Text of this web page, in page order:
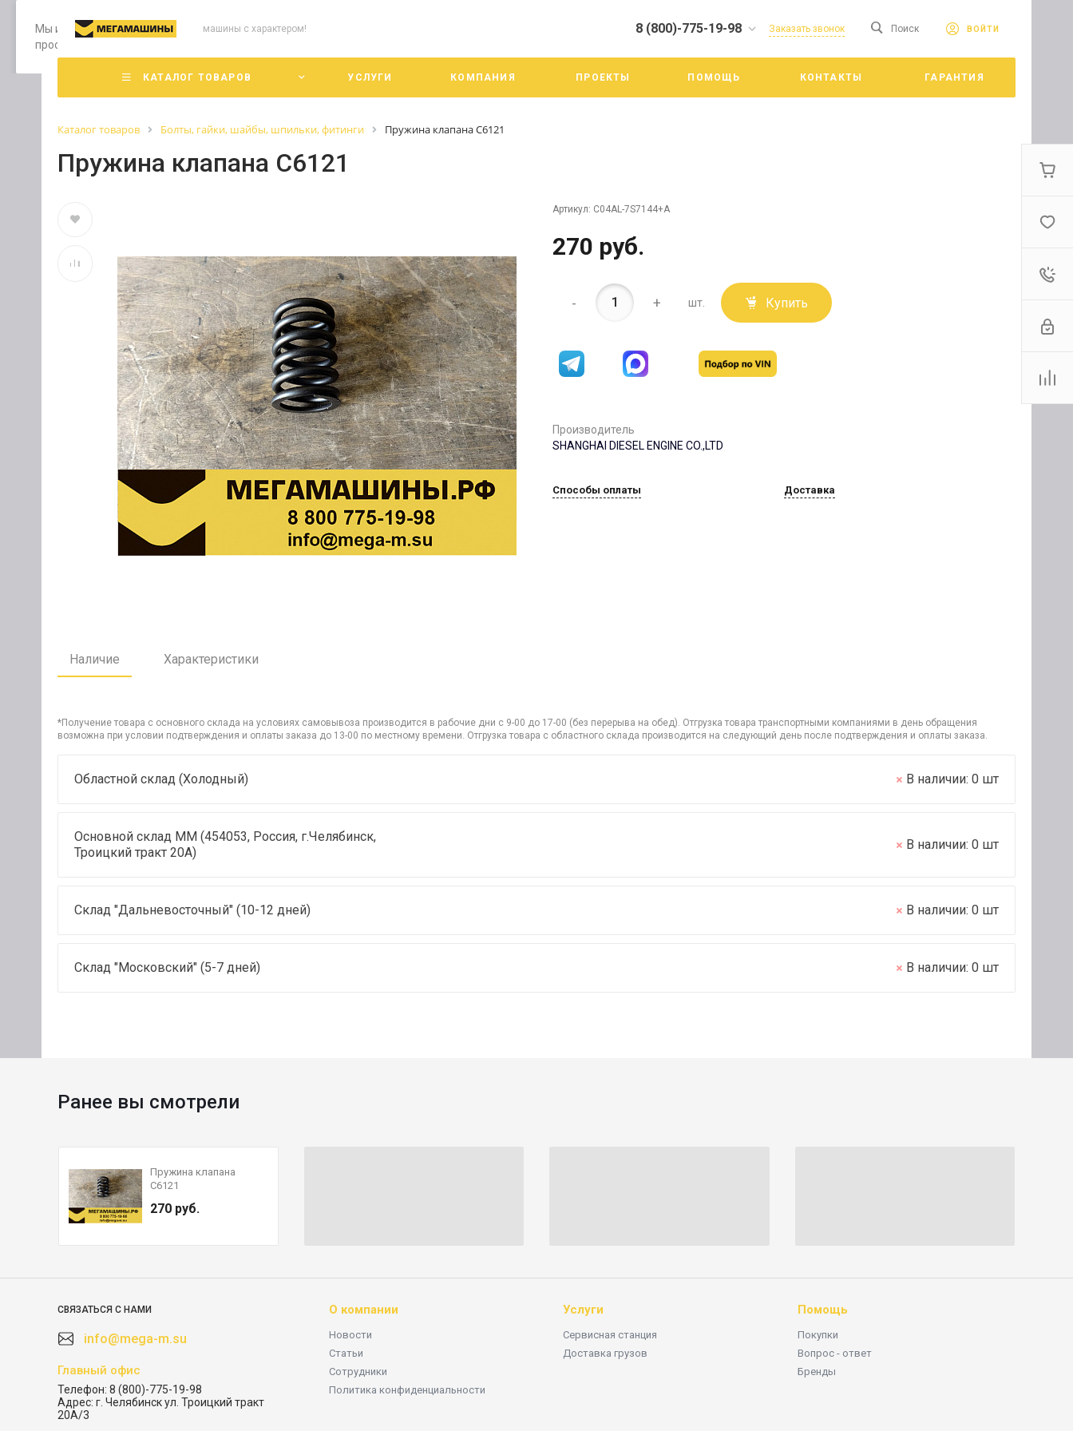
Мы используем файлы cookie, разработанные нашими специалистами и третьими лицами, для анализа событий на нашем веб-сайте. Продолжая
просмотр страниц нашего сайта, вы принимаете условия его использования. Более подробные сведения смотрите в Политике конфиденциальности
Принять
машины с характером! 8 (800)-775-19-98
г. Челябинск ул. Троицкий
тракт 20А/3
Заказать звонок Поиск ВОЙТИ
КАТАЛОГ ТОВАРОВ УСЛУГИ КОМПАНИЯ ПРОЕКТЫ ПОМОЩЬ КОНТАКТЫ ГАРАНТИЯ
Каталог товаров Болты, гайки, шайбы, шпильки, фитинги Пружина клапана C6121
Пружина клапана C6121
Артикул: C04AL-7S7144+A
270 руб.
- + шт. Купить
Производитель
SHANGHAI DIESEL ENGINE CO.,LTD
Способы оплаты Доставка
Наличие Характеристики
*Получение товара с основного склада на условиях самовывоза производится в рабочие дни с 9-00 до 17-00 (без перерыва на обед). Отгрузка товара транспортными компаниями в день обращения
возможна при условии подтверждения и оплаты заказа до 13-00 по местному времени. Отгрузка товара с областного склада производится на следующий день после подтверждения и оплаты заказа.
Областной склад (Холодный) В наличии: 0 шт
Основной склад ММ (454053, Россия, г.Челябинск,
Троицкий тракт 20А)
В наличии: 0 шт
Склад "Дальневосточный" (10-12 дней) В наличии: 0 шт
Склад "Московский" (5-7 дней) В наличии: 0 шт
Ранее вы смотрели
Пружина клапана
C6121
270 руб.
СВЯЗАТЬСЯ С НАМИ
info@mega-m.su
Главный офис
Телефон: 8 (800)-775-19-98
Адрес: г. Челябинск ул. Троицкий тракт
20А/3
О компании
Новости
Статьи
Сотрудники
Политика конфиденциальности
Услуги
Сервисная станция
Доставка грузов
Помощь
Покупки
Вопрос - ответ
Бренды